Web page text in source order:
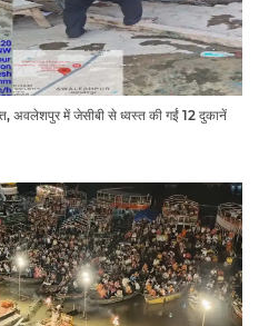
अवलेशपुर में जेसीबी से ध्वस्त की गईं 12 दुकानें